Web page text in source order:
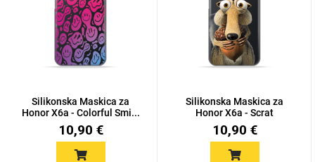
Silikonska Maskica za
Honor X6a - Colorful Smi...
10,90 €
Silikonska Maskica za
Honor X6a - Scrat
10,90 €